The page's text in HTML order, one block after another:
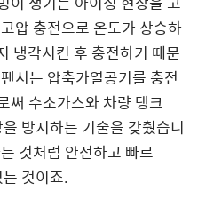
압 충전으로 온도가 상승하
냉각시킨 후 충전하기 때문
서는 압축가열공기를 충전
써 수소가스와 차량 탱크
방지하는 기술을 갖췄습니
것처럼 안전하고 빠르
것이죠.